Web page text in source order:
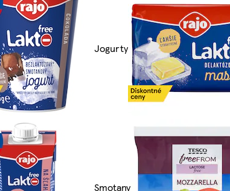
Jogurty
Smotany